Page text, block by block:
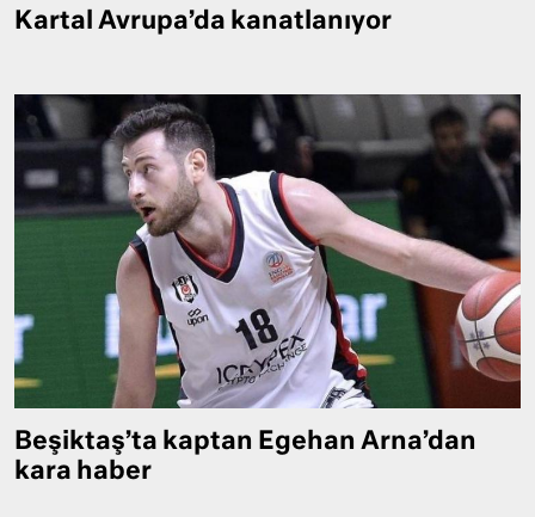
Kartal Avrupa’da kanatlanıyor
Beşiktaş’ta kaptan Egehan Arna’dan
kara haber